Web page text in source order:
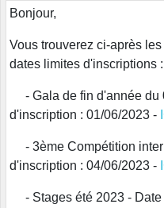
Bonjour,
Vous trouverez ci-après
dates limites d'inscriptions :
- Gala de fin d'année du
d'inscription : 01/06/2023 -
- 3ème Compétition
d'inscription : 04/06/2023 -
- Stages été 2023 - Date